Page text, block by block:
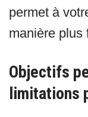
permet à
manière plus
Objectifs
limitations